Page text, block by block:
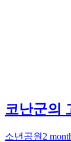
코난군의
소년공원 2